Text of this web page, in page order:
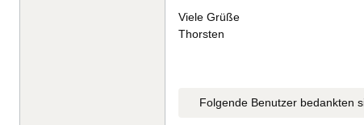
Viele Grüße
Thorsten
Folgende Benutzer bedankten